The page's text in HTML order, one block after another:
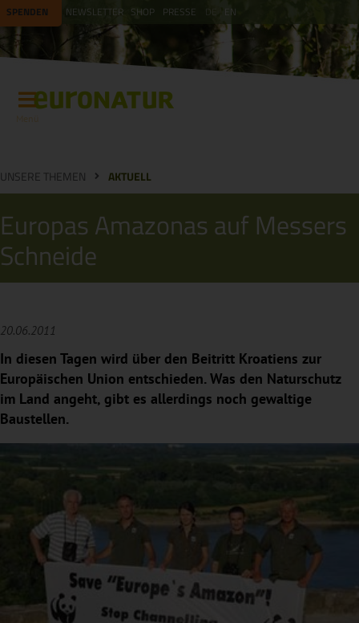
SPENDEN NEWSLETTER SHOP PRESSE EN
UNSERE THEMEN AKTUELL
Europas Amazonas auf Messers
Schneide
20.06.2011
In diesen Tagen wird über den Beitritt Kroatiens zur
Europäischen Union entschieden. Was den Naturschutz
im Land angeht, gibt es allerdings noch gewaltige
Baustellen.